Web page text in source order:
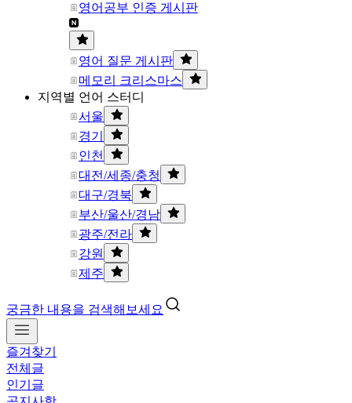
영어공부 인증 게시판
영어 질문 게시판
메모리 크리스마스
지역별 언어 스터디
서울
경기
인천
대전/세종/충청
대구/경북
부산/울산/경남
광주/전라
강원
제주
궁금한 내용을 검색해보세요
즐겨찾기
전체글
인기글